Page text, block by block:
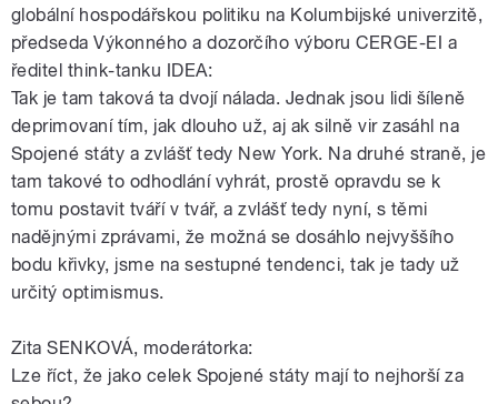
globální hospodářskou politiku na Kolumbijské univerzitě,
předseda Výkonného a dozorčího výboru CERGE-EI a
ředitel think-tanku IDEA:
Tak je tam taková ta dvojí nálada. Jednak jsou lidi šíleně
deprimovaní tím, jak dlouho už, aj ak silně vir zasáhl na
Spojené státy a zvlášť tedy New York. Na druhé straně, je
tam takové to odhodlání vyhrát, prostě opravdu se k
tomu postavit tváří v tvář, a zvlášť tedy nyní, s těmi
nadějnými zprávami, že možná se dosáhlo nejvyššího
bodu křivky, jsme na sestupné tendenci, tak je tady už
určitý optimismus.
Zita SENKOVÁ, moderátorka:
Lze říct, že jako celek Spojené státy mají to nejhorší za